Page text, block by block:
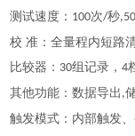
测试速度： 100次/秒
校 准：全量程内短路
比较器： 30组记录，4
其他功能：数据导出 ,
触发模式：内部触发